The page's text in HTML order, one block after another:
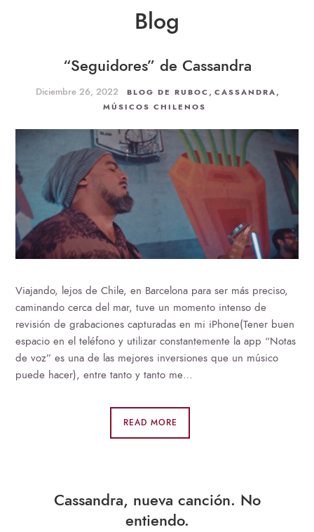
Blog
“Seguidores” de Cassandra
Diciembre 26, 2022 BLOG DE RUBOC , CASSANDRA ,
MÚSICOS CHILENOS
Viajando, lejos de Chile, en Barcelona para ser más preciso,
caminando cerca del mar, tuve un momento intenso de
revisión de grabaciones capturadas en mi iPhone(Tener buen
espacio en el teléfono y utilizar constantemente la app “Notas
de voz” es una de las mejores inversiones que un músico
puede hacer), entre tanto y tanto me…
READ MORE
Cassandra, nueva canción. No
entiendo.